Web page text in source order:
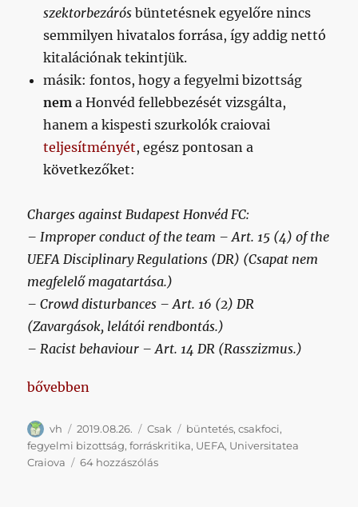
szektorbezárós büntetésnek egyelőre nincs
semmilyen hivatalos forrása, így addig nettó
kitalációnak tekintjük.
másik: fontos, hogy a fegyelmi bizottság
nem a Honvéd fellebbezését vizsgálta,
hanem a kispesti szurkolók craiovai
teljesítményét, egész pontosan a
következőket:
Charges against Budapest Honvéd FC:
– Improper conduct of the team – Art. 15 (4) of the
UEFA Disciplinary Regulations (DR) (Csapat nem
megfelelő magatartása.)
– Crowd disturbances – Art. 16 (2) DR
(Zavargások, lelátói rendbontás.)
– Racist behaviour – Art. 14 DR (Rasszizmus.)
„Egyelőre az a hír a Craiova-Honvédról, hogy
bővebben
Szerző
vh Közzétéve
2019.08.26. Kategória
Csak Címke
büntetés,csakfoci,
fegyelmi bizottság,forráskritika, UEFA, Universitatea
Craiova
64 hozzászólásEgyelőre